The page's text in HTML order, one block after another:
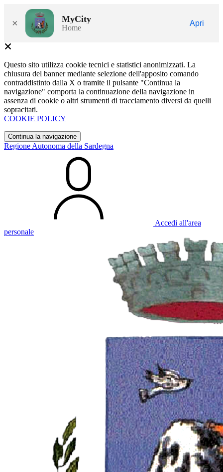
× MyCity
Home
Apri
Questo sito utilizza cookie tecnici e statistici anonimizzati. La
chiusura del banner mediante selezione dell'apposito comando
contraddistinto dalla X o tramite il pulsante "Continua la
navigazione" comporta la continuazione della navigazione in
assenza di cookie o altri strumenti di tracciamento diversi da quelli
sopracitati.
COOKIE POLICY
Continua la navigazione
Regione Autonoma della Sardegna
Accedi all'area
personale